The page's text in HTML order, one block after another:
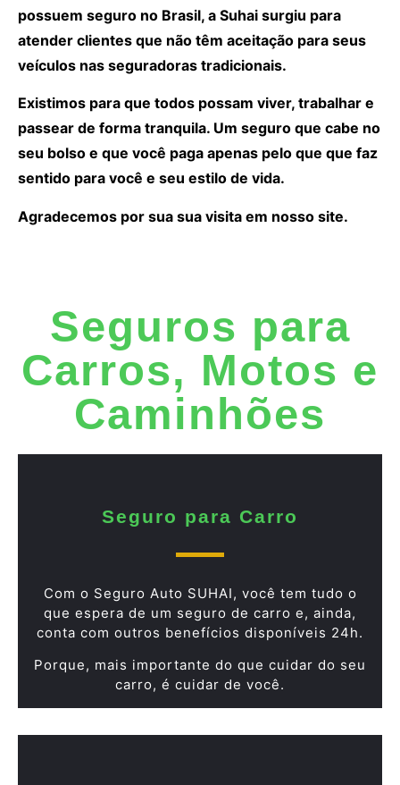
possuem seguro no Brasil, a Suhai surgiu para
atender clientes que não têm aceitação para seus
veículos nas seguradoras tradicionais.
Existimos para que todos possam viver, trabalhar e
passear de forma tranquila. Um seguro que cabe no
seu bolso e que você paga apenas pelo que que faz
sentido para você e seu estilo de vida.
Agradecemos por sua sua visita em nosso site.
Seguros para
Carros, Motos e
Caminhões
Seguro para Carro
Com o Seguro Auto SUHAI, você tem tudo o
que espera de um seguro de carro e, ainda,
conta com outros benefícios disponíveis 24h.
Porque, mais importante do que cuidar do seu
carro, é cuidar de você.